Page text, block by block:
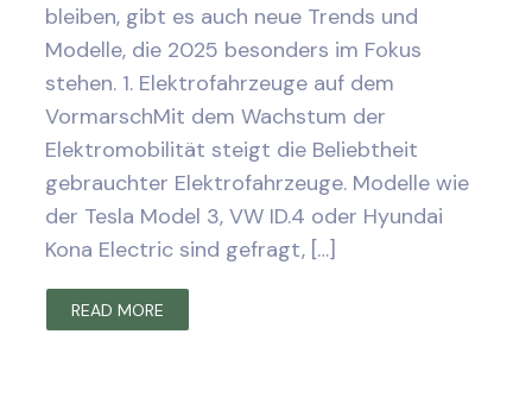
bleiben, gibt es auch neue Trends und
Modelle, die 2025 besonders im Fokus
stehen. 1. Elektrofahrzeuge auf dem
VormarschMit dem Wachstum der
Elektromobilität steigt die Beliebtheit
gebrauchter Elektrofahrzeuge. Modelle wie
der Tesla Model 3, VW ID.4 oder Hyundai
Kona Electric sind gefragt, […]
READ MORE